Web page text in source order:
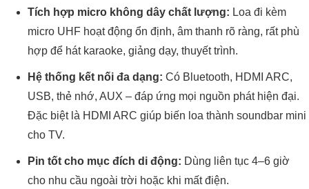
Tích hợp micro không dây chất lượng: Loa đi kèm
micro UHF hoạt động ổn định, âm thanh rõ ràng, rất phù
hợp để hát karaoke, giảng dạy, thuyết trình.
Hệ thống kết nối đa dạng: Có Bluetooth, HDMI ARC,
USB, thẻ nhớ, AUX – đáp ứng mọi nguồn phát hiện đại.
Đặc biệt là HDMI ARC giúp biến loa thành soundbar mini
cho TV.
Pin tốt cho mục đích di động: Dùng liên tục 4–6 giờ
cho nhu cầu ngoài trời hoặc khi mất điện.